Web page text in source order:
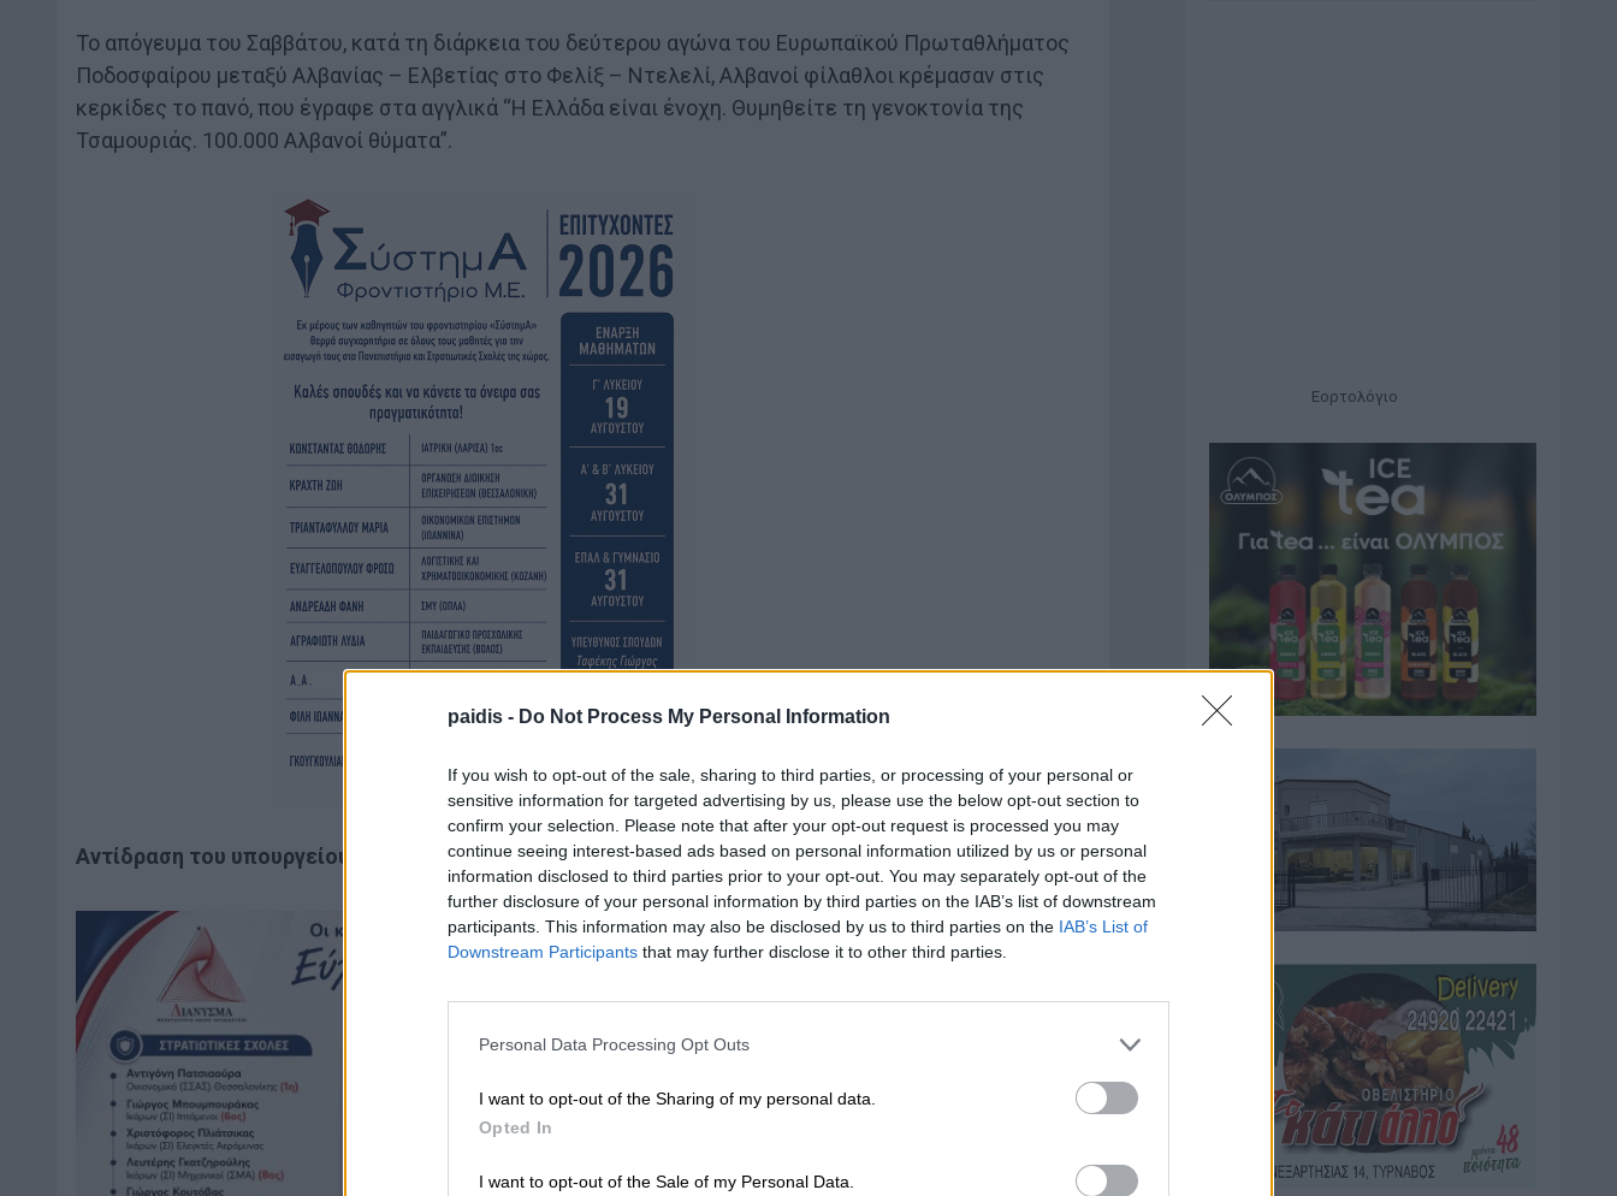
paidis - Do Not Process My Personal Information
If you wish to opt-out of the sale, sharing to third parties, or processing of your personal or
sensitive information for targeted advertising by us, please use the below opt-out section to
confirm your selection. Please note that after your opt-out request is processed you may
continue seeing interest-based ads based on personal information utilized by us or personal
information disclosed to third parties prior to your opt-out. You may separately opt-out of the
further disclosure of your personal information by third parties on the IAB’s list of downstream
participants. This information may also be disclosed by us to third parties on the IAB’s List of
Downstream Participants that may further disclose it to other third parties.
Personal Data Processing Opt Outs
I want to opt-out of the Sharing of my personal data.
Opted In
I want to opt-out of the Sale of my Personal Data.
Το απόγευμα του Σαββάτου, κατά τη διάρκεια του δεύτερου αγώνα του Ευρωπαϊκού Πρωταθλήματος
Ποδοσφαίρου μεταξύ Αλβανίας – Ελβετίας στο Φελίξ – Ντελελί, Αλβανοί φίλαθλοι κρέμασαν στις
κερκίδες το πανό, που έγραφε στα αγγλικά “Η Ελλάδα είναι ένοχη. Θυμηθείτε τη γενοκτονία της
Τσαμουριάς. 100.000 Αλβανοί θύματα”.
Αντίδραση του υπουργείου Εξωτερικών
Εορτολόγιο